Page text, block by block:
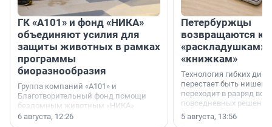
ГК «А101» и фонд «НИКА»
объединяют усилия для
защиты животных в рамках
программы
биоразнообразия
Группа компаний «А101» и
Благотворительный фонд помощи
бездомным животным «НИКА»
заключили соглашение о
6 августа, 12:26
Петербуржцы
возвращаются к
«раскладушкам»
«книжкам»
Технология гибких
перестает быть
переходит в разряд
повседневных
5 августа, 13:56